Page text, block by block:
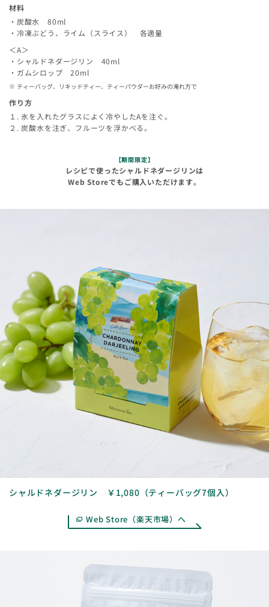
材料
・炭酸水 80ml
・冷凍ぶどう、ライム（スライス） 各適量
＜A＞
・シャルドネダージリン 40ml
・ガムシロップ 20ml
ティーバッグ、リキッドティー、ティーパウダーお好みの淹れ方で
作り方
１. 氷を入れたグラスによく冷やしたAを注ぐ。
２. 炭酸水を注ぎ、フルーツを浮かべる。
【期間限定】
レシピで使ったシャルドネダージリンは
Web Storeでもご購入いただけます。
シャルドネダージリン ￥1,080（ティーバッグ7個入）
Web Store（楽天市場）へ